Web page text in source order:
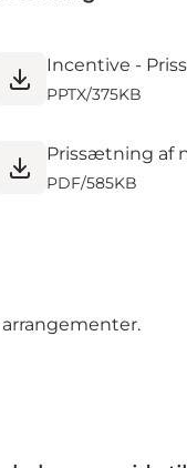
PPTX/375KB
PDF/585KB
.